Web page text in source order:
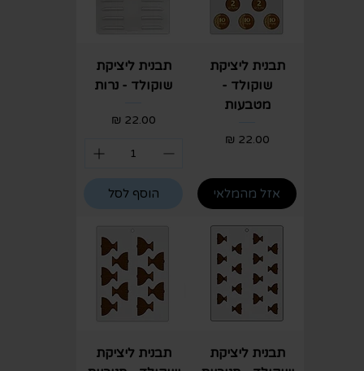
תבנית ליציקת
שוקולד -
מטבעות
מחיר
אזל מהמלאי
תבנית ליציקת
שוקולד - נרות
מחיר
הוסף לסל
תבנית ליציקת
תבנית ליציקת